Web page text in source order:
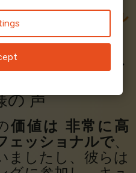
最高評価のバーチャル
室
星のパーフェクトスコ
ンバー2のサプライヤ
の声
価値は 非常に高
ェッショナルで、
ましたし、彼らは